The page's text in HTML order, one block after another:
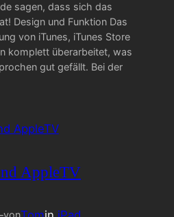
sagen, dass sich das
Design und Funktion Das
von iTunes, iTunes Store
komplett überarbeitet, was
gut gefällt. Bei der
AppleTV